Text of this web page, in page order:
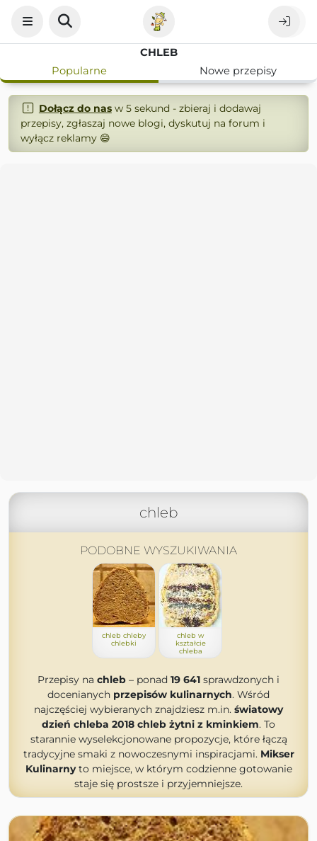
CHLEB
Popularne
Nowe przepisy
Dołącz do nasw 5 sekund - zbieraj i dodawaj
przepisy, zgłaszaj nowe blogi, dyskutuj na forum i
wyłącz reklamy 😄
chleb
PODOBNE WYSZUKIWANIA
chleb chleby
chlebki
chleb w
kształcie
chleba
Przepisy na chleb – ponad 19 641 sprawdzonych i
docenianych przepisów kulinarnych. Wśród
najczęściej wybieranych znajdziesz m.in. światowy
dzień chleba 2018 chleb żytni z kminkiem. To
starannie wyselekcjonowane propozycje, które łączą
tradycyjne smaki z nowoczesnymi inspiracjami. Mikser
Kulinarnyto miejsce, w którym codzienne gotowanie
staje się prostsze i przyjemniejsze.